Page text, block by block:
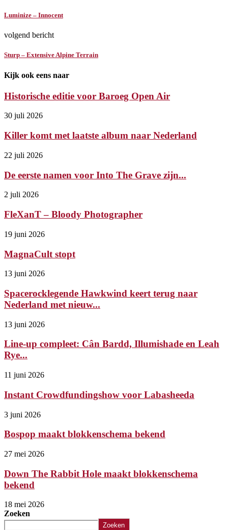
Luminize – Innocent
volgend bericht
Sturp – Extensive Alpine Terrain
Kijk ook eens naar
Historische editie voor Baroeg Open Air
30 juli 2026
Killer komt met laatste album naar Nederland
22 juli 2026
De eerste namen voor Into The Grave zijn...
2 juli 2026
FleXanT – Bloody Photographer
19 juni 2026
MagnaCult stopt
13 juni 2026
Spacerocklegende Hawkwind keert terug naar
Nederland met nieuw...
13 juni 2026
Line-up compleet: Cân Bardd, Illumishade en Leah
Rye...
11 juni 2026
Instant Crowdfundingshow voor Labasheeda
3 juni 2026
Bospop maakt blokkenschema bekend
27 mei 2026
Down The Rabbit Hole maakt blokkenschema
bekend
18 mei 2026
Zoeken
Zoeken